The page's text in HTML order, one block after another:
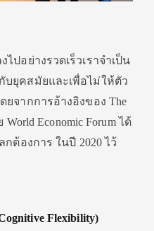
ปอย่างรวดเร็วเราจำเป็น
ยุคสมัยและเพื่อไม่ให้ตัว
จากการอ้างอิงของ The
Economic Forum ได้
ต้องการ ในปี 2020 ไว้
e Flexibility)